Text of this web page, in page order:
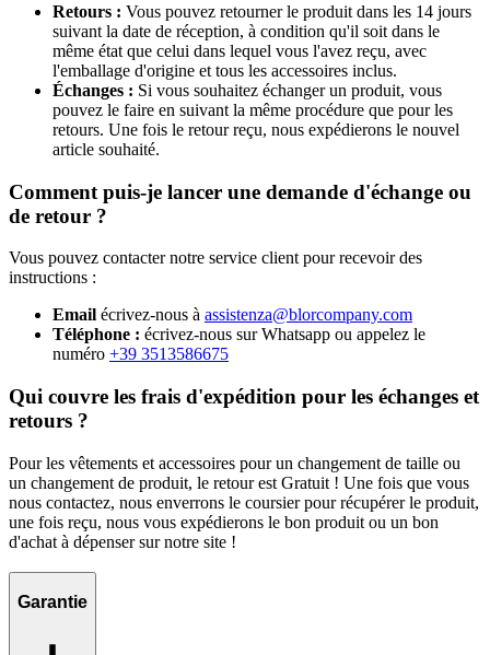
Retours : Vous pouvez retourner le produit dans les 14 jours
suivant la date de réception, à condition qu'il soit dans le
même état que celui dans lequel vous l'avez reçu, avec
l'emballage d'origine et tous les accessoires inclus.
Échanges : Si vous souhaitez échanger un produit, vous
pouvez le faire en suivant la même procédure que pour les
retours. Une fois le retour reçu, nous expédierons le nouvel
article souhaité.
Comment puis-je lancer une demande d'échange ou
de retour ?
Vous pouvez contacter notre service client pour recevoir des
instructions :
Email écrivez-nous à assistenza@blorcompany.com
Téléphone : écrivez-nous sur Whatsapp ou appelez le
numéro +39 3513586675
Qui couvre les frais d'expédition pour les échanges et
retours ?
Pour les vêtements et accessoires pour un changement de taille ou
un changement de produit, le retour est Gratuit ! Une fois que vous
nous contactez, nous enverrons le coursier pour récupérer le produit,
une fois reçu, nous vous expédierons le bon produit ou un bon
d'achat à dépenser sur notre site !
Garantie